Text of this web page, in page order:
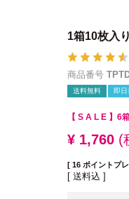
1箱10枚入り
商品番号
送料無料 即日
【 S A L E 】 6
¥ 1,760
[ 16 ポイントプ
送料込